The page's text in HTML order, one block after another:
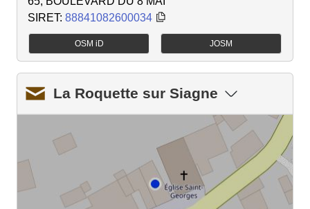
SIRET: 88841082600034
OSM iD JOSM
La Roquette sur Siagne